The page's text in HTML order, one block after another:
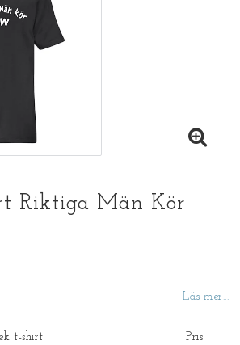
Riktiga Män Kör
Läs mer...
t-shirt Pris